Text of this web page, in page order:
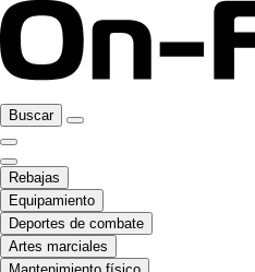
Buscar
Rebajas
Equipamiento
Deportes de combate
Artes marciales